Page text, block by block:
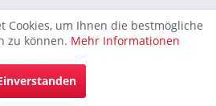
Cookies, um Ihnen die bestmögliche
zu können. Mehr Informationen